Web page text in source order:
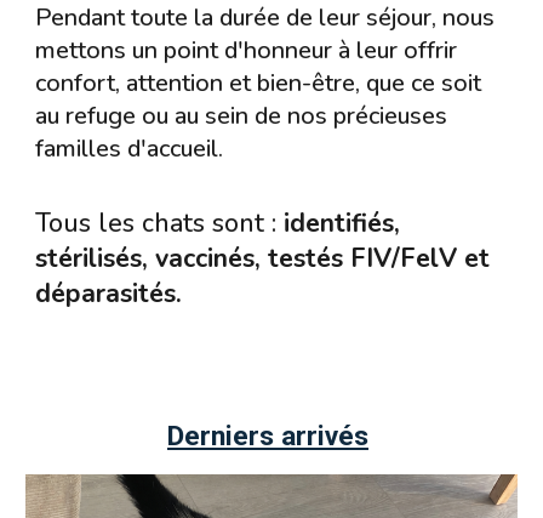
Pendant toute la durée de leur séjour, nous
mettons un point d'honneur à leur offrir
confort, attention et bien-être, que ce soit
au refuge ou au sein de nos précieuses
familles d'accueil.
Tous les chats sont : identifiés,
stérilisés, vaccinés, testés FIV/FelV et
déparasités.
Derniers arrivés